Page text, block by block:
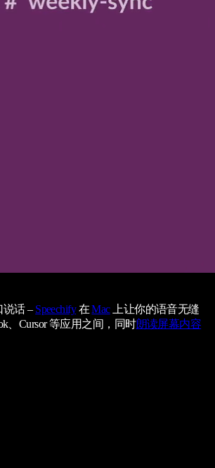
说话 – Speechify在Mac上让你的语音无缝
、Cursor 等应用之间，同时朗读屏幕内容